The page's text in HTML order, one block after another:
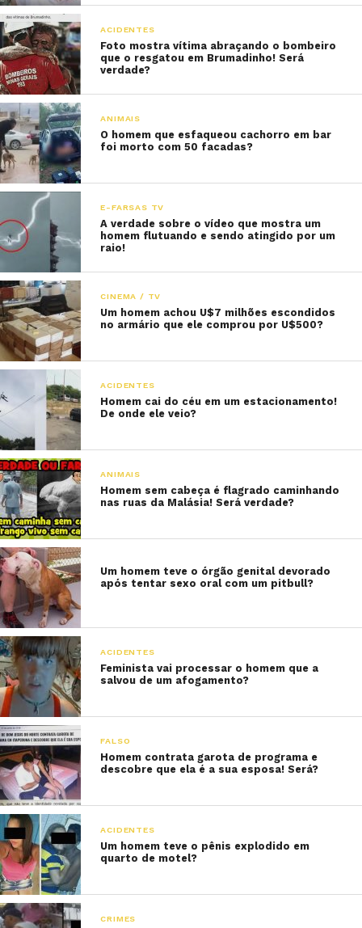
ACIDENTES
Foto mostra vítima abraçando o bombeiro
que o resgatou em Brumadinho! Será
verdade?
ANIMAIS
O homem que esfaqueou cachorro em bar
foi morto com 50 facadas?
E-FARSAS TV
A verdade sobre o vídeo que mostra um
homem flutuando e sendo atingido por um
raio!
CINEMA / TV
Um homem achou U$7 milhões escondidos
no armário que ele comprou por U$500?
ACIDENTES
Homem cai do céu em um estacionamento!
De onde ele veio?
ANIMAIS
Homem sem cabeça é flagrado caminhando
nas ruas da Malásia! Será verdade?
Um homem teve o órgão genital devorado
após tentar sexo oral com um pitbull?
ACIDENTES
Feminista vai processar o homem que a
salvou de um afogamento?
FALSO
Homem contrata garota de programa e
descobre que ela é a sua esposa! Será?
ACIDENTES
Um homem teve o pênis explodido em
quarto de motel?
CRIMES